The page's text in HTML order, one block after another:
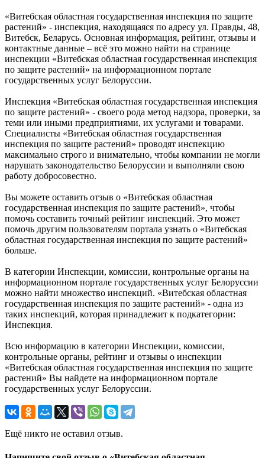
«Витебская областная государственная инспекция по защите
растений» - инспекция, находящаяся по адресу ул. Правды, 48,
Витебск, Беларусь. Основная информация, рейтинг, отзывы и
контактные данные – всё это можно найти на странице
инспекции «Витебская областная государственная инспекция
по защите растений» на информационном портале
государственных услуг Белоруссии.
Инспекция «Витебская областная государственная инспекция
по защите растений» - своего рода метод надзора, проверки, за
теми или иными предприятиями, их услугами и товарами.
Специалисты «Витебская областная государственная
инспекция по защите растений» проводят инспекцию
максимально строго и внимательно, чтобы компании не могли
нарушать законодательство Белоруссии и выполняли свою
работу добросовестно.
Вы можете оставить отзыв о «Витебская областная
государственная инспекция по защите растений», чтобы
помочь составить точный рейтинг инспекций. Это может
помочь другим пользователям портала узнать о «Витебская
областная государственная инспекция по защите растений»
больше.
В категории Инспекции, комиссии, контрольные органы на
информационном портале государственных услуг Белоруссии
можно найти множество инспекций. «Витебская областная
государственная инспекция по защите растений» - одна из
таких инспекций, которая принадлежит к подкатегории:
Инспекция.
Всю информацию в категории Инспекции, комиссии,
контрольные органы, рейтинг и отзывы о инспекции
«Витебская областная государственная инспекция по защите
растений» Вы найдете на информационном портале
государственных услуг Белоруссии.
Ещё никто не оставил отзыв.